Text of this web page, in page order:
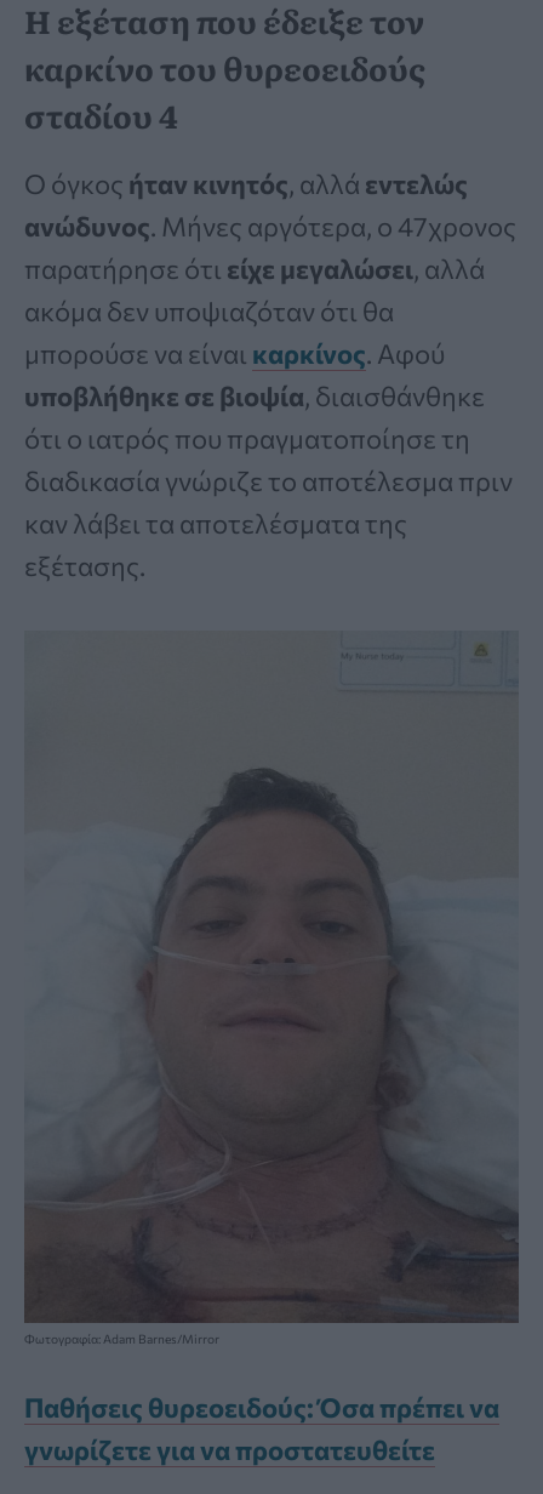
Η εξέταση που έδειξε τον
καρκίνο του θυρεοειδούς
σταδίου 4
Ο όγκος ήταν κινητός, αλλά εντελώς
ανώδυνος. Μήνες αργότερα, ο 47χρονος
παρατήρησε ότι είχε μεγαλώσει, αλλά
ακόμα δεν υποψιαζόταν ότι θα
μπορούσε να είναι καρκίνος. Αφού
υποβλήθηκε σε βιοψία, διαισθάνθηκε
ότι ο ιατρός που πραγματοποίησε τη
διαδικασία γνώριζε το αποτέλεσμα πριν
καν λάβει τα αποτελέσματα της
εξέτασης.
Φωτογραφία: Adam Barnes/Mirror
Παθήσεις θυρεοειδούς: Όσα πρέπει να
γνωρίζετε για να προστατευθείτε